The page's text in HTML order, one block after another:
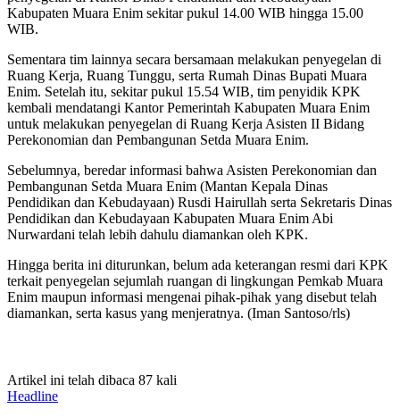
Kabupaten Muara Enim sekitar pukul 14.00 WIB hingga 15.00
WIB.
Sementara tim lainnya secara bersamaan melakukan penyegelan di
Ruang Kerja, Ruang Tunggu, serta Rumah Dinas Bupati Muara
Enim. Setelah itu, sekitar pukul 15.54 WIB, tim penyidik KPK
kembali mendatangi Kantor Pemerintah Kabupaten Muara Enim
untuk melakukan penyegelan di Ruang Kerja Asisten II Bidang
Perekonomian dan Pembangunan Setda Muara Enim.
Sebelumnya, beredar informasi bahwa Asisten Perekonomian dan
Pembangunan Setda Muara Enim (Mantan Kepala Dinas
Pendidikan dan Kebudayaan) Rusdi Hairullah serta Sekretaris Dinas
Pendidikan dan Kebudayaan Kabupaten Muara Enim Abi
Nurwardani telah lebih dahulu diamankan oleh KPK.
Hingga berita ini diturunkan, belum ada keterangan resmi dari KPK
terkait penyegelan sejumlah ruangan di lingkungan Pemkab Muara
Enim maupun informasi mengenai pihak-pihak yang disebut telah
diamankan, serta kasus yang menjeratnya. (Iman Santoso/rls)
Artikel ini telah dibaca 87 kali
Headline